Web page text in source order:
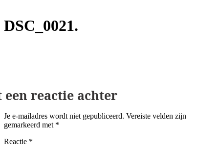
DSC_0021
Geef een reactie
Je e-mailadres wordt niet gepubliceerd. Vereiste velden zijn
gemarkeerd met *
Reactie *